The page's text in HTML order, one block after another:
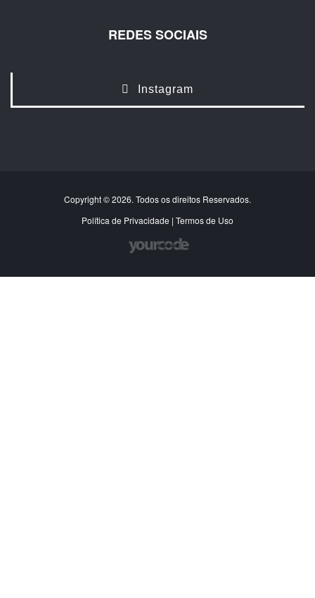
REDES SOCIAIS
Instagram
Copyright © 2026. Todos os direitos Reservados.
Política de Privacidade | Termos de Uso